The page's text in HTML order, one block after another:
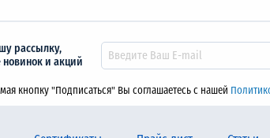
рассылку,
и акций
кнопку "Подписаться" Вы соглашаетесь с нашей